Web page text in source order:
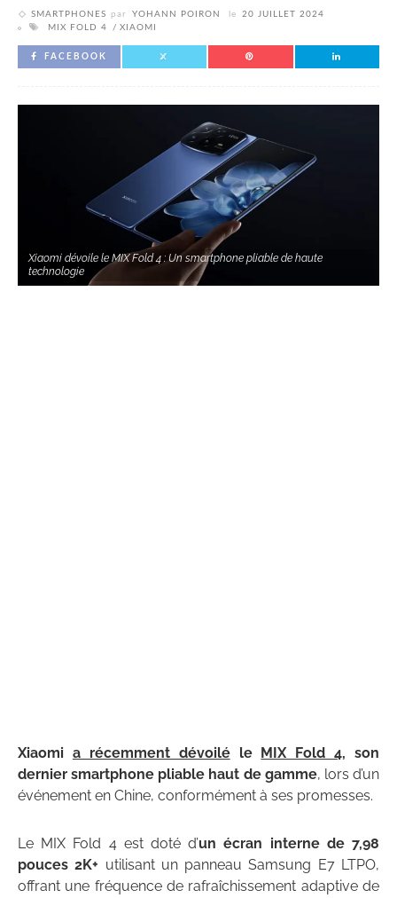
SMARTPHONES par YOHANN POIRON le
20 JUILLET 2024
MIX FOLD 4
XIAOMI
FACEBOOK
Xiaomi dévoile le MIX Fold 4 : Un smartphone pliable de haute
technologie
Xiaomi a récemment dévoiléle MIX Fold 4, son
dernier smartphone pliable haut de gamme, lors d’un
événement en Chine, conformément à ses promesses.
Le MIX Fold 4 est doté d’un écran interne de 7,98
pouces 2K+ utilisant un panneau Samsung E7 LTPO,
offrant une fréquence de rafraîchissement adaptive de